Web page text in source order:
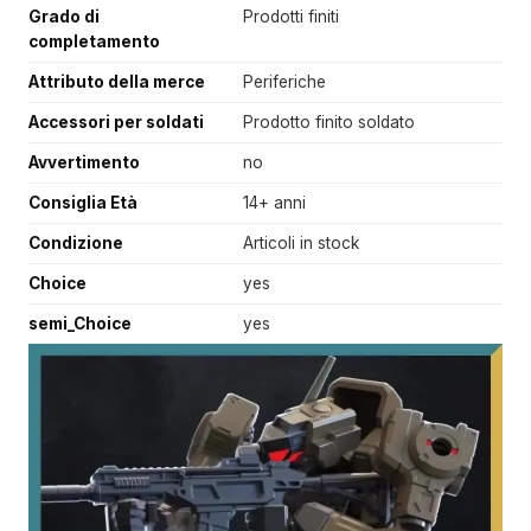
Grado di
completamento
Prodotti finiti
Attributo della merce Periferiche
Accessori per soldati Prodotto finito soldato
Avvertimento no
Consiglia Età 14+ anni
Condizione Articoli in stock
Choice yes
semi_Choice yes